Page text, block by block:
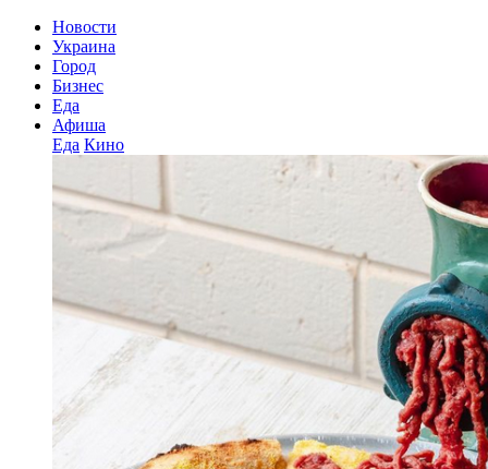
Новости
Украина
Город
Бизнес
Еда
Афиша
Еда Кино